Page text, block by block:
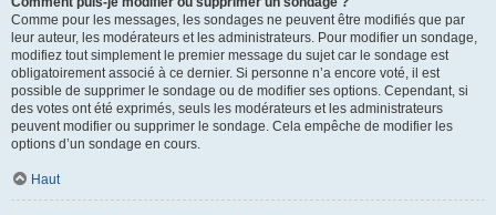
Comme pour les messages, les sondages ne peuvent être modifiés que par
leur auteur, les modérateurs et les administrateurs. Pour modifier un sondage,
modifiez tout simplement le premier message du sujet car le sondage est
obligatoirement associé à ce dernier. Si personne n’a encore voté, il est
possible de supprimer le sondage ou de modifier ses options. Cependant, si
des votes ont été exprimés, seuls les modérateurs et les administrateurs
peuvent modifier ou supprimer le sondage. Cela empêche de modifier les
options d’un sondage en cours.
Haut